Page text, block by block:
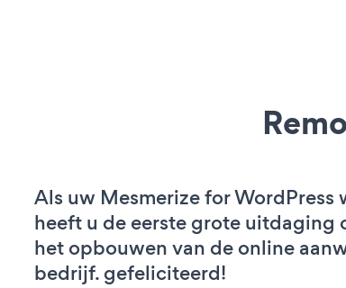
Als uw Mesmerize for WordPress
heeft u de eerste grote uitdaging
het opbouwen van de online
bedrijf. gefeliciteerd!